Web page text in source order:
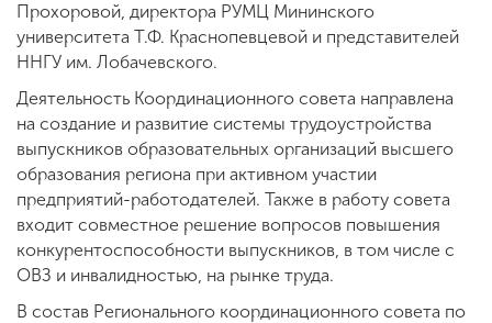
Прохоровой, директора РУМЦ Мининского
университета Т.Ф. Краснопевцевой и представителей
ННГУ им. Лобачевского.
Деятельность Координационного совета направлена
на создание и развитие системы трудоустройства
выпускников образовательных организаций высшего
образования региона при активном участии
предприятий-работодателей. Также в работу совета
входит совместное решение вопросов повышения
конкурентоспособности выпускников, в том числе с
ОВЗ и инвалидностью, на рынке труда.
В состав Регионального координационного совета по